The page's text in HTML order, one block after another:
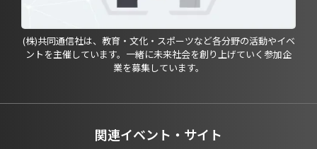
(株)共同通信社は、教育・文化・スポーツなど各分野の活動やイベ
ントを主催しています。一緒に未来社会を創り上げていく参加企
業を募集しています。
関連イベント・サイト